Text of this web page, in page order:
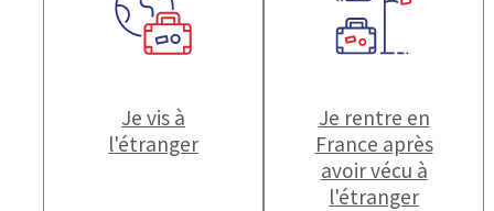
Je vis à
l'étranger
Je rentre en
France après
avoir vécu à
l'étranger